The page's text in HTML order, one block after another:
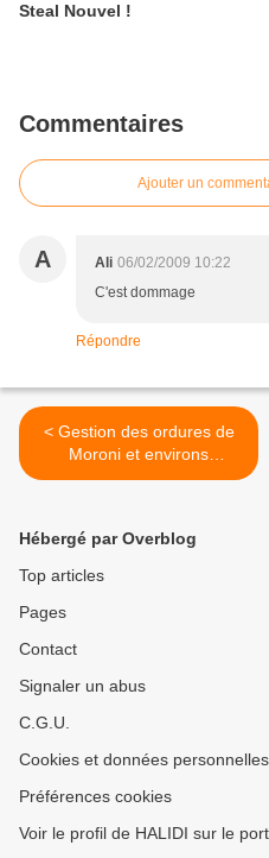
Steal Nouvel !
Commentaires
Ajouter un
A Ali 06/02/2009 10:22
C'est dommage
Répondre
< Gestion des ordures de
Moroni et environs
:Hamanvou pressenti pour
Hébergé par Overblog
Top articles
Pages
Contact
Signaler un abus
C.G.U.
Cookies et données personnelles
Préférences cookies
Voir le profil de HALIDI sur le